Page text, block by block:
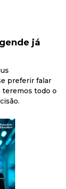
já
preferir falar
teremos todo o